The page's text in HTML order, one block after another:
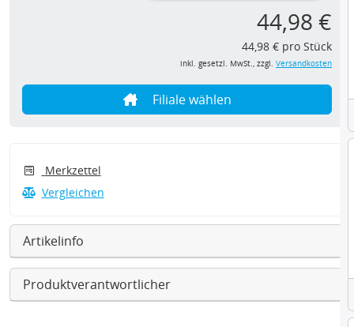
44,98 €
44,98 € pro Stück
inkl. gesetzl. MwSt., zzgl. Versandkosten
Filiale wählen
Merkzettel
Vergleichen
Artikelinfo
Produktverantwortlicher